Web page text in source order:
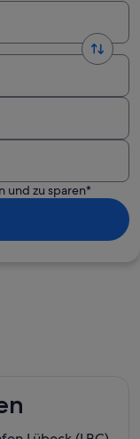
und zu sparen*